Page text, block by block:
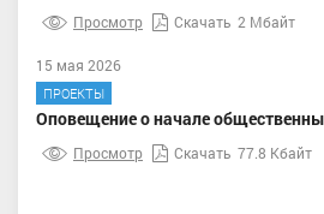
Просмотр Скачать 2 Мбайт
15 мая 2026
ПРОЕКТЫ
Оповещение о начале
Просмотр Скачать 77.8 Кбайт